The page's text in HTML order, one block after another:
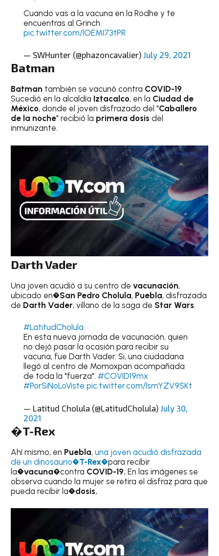
Cuando vas a la vacuna en la Rodhe y te
encuentras al Grinch
pic.twitter.com/lOEMI73tPR
— SWHunter (@phazoncavalier) July 29, 2021
Batman
Batman también se vacunó contra COVID-19.
Sucedió en la alcaldía Iztacalco, en la Ciudad de
México, donde el joven disfrazado del "Caballero
de la noche" recibió la primera dosisdel
inmunizante.
Darth Vader
Una joven acudió a su centro devacunación,
ubicado en�San Pedro Cholula, Puebla, disfrazada
de Darth Vader, villano de la saga de Star Wars.
#LatitudCholula
En esta nueva jornada de vacunación, quien
no dejó pasar la ocasión para recibir su
vacuna, fue Darth Vader. Si, una ciudadana
llegó al centro de Momoxpan acompañada
de toda la "fuerza". #COVID19mx
#PorSiNoLoViste pic.twitter.com/lsmYZV9SKt
— Latitud Cholula (@LatitudCholula) July 30,
2021
�T-Rex
Ahí mismo, en Puebla, una joven acudió disfrazada
de un dinosaurio�T-Rex�para recibir
la�vacuna�contra COVID-19.En las imágenes se
observa cuando la mujer se retira el disfraz para que
pueda recibir la�dosis.